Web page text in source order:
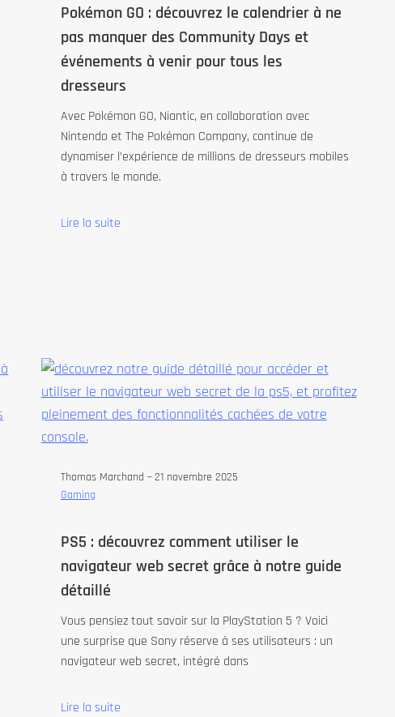
Pokémon GO : découvrez le calendrier à ne
pas manquer des Community Days et
événements à venir pour tous les
dresseurs
Avec Pokémon GO, Niantic, en collaboration avec
Nintendo et The Pokémon Company, continue de
dynamiser l’expérience de millions de dresseurs mobiles
à travers le monde.
Lire la suite
Thomas Marchand – 21 novembre 2025
Gaming
PS5 : découvrez comment utiliser le
navigateur web secret grâce à notre guide
détaillé
Vous pensiez tout savoir sur la PlayStation 5 ? Voici
une surprise que Sony réserve à ses utilisateurs : un
navigateur web secret, intégré dans
Lire la suite